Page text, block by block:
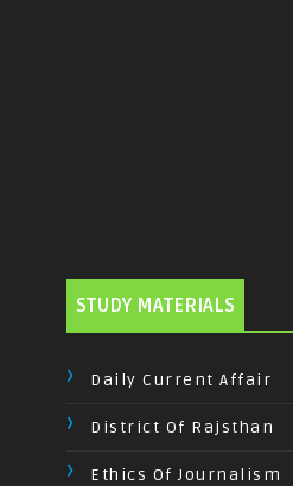
STUDY MATERIALS
Daily Current Affair
District Of Rajsthan
Ethics Of Journalism